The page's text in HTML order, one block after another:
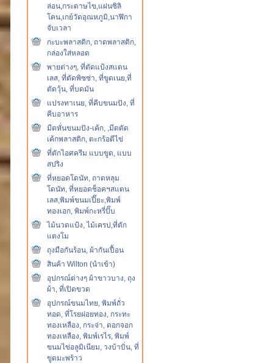
ล่อน,กระดาษไข,แผ่นซิลิ
โคน,เกย์วัดอุณหภูมิ,นาฬิกา
จับเวลา
กะบะพลาสติก, ถาดพลาสติก,
กล่องใส่หลอด
พายต่างๆ, ที่ตัดแป้งสแตน
เลส, ที่ตัดพิซซ่า, ที่ขูดเนย,ที่
ตัดวุ้น, ที่บดมัน
แปรงทาเนย, ที่คีบขนมปัง, ที่
คีบอาหาร
มีดหั่นขนมปัง-เค้ก, ,มีดตัด
เค้กพลาสติก, ตะกร้อตีไข่
ที่ตักไอศครีม แบบขูด, แบบ
สปริง
ที่หยอดโดนัท, ถาดหลุม
โดนัท, ที่หยอดช็อคฯสแตน
เลส,พิมพ์ขนมเปี๊ยะ,พิมพ์
ทองเอก, พิมพ์กะหรี่ปั๊บ
ไม้นวดแป้ง, ไม้เครป,ที่ตัก
แตงโม
ถุงมือกันร้อน, ผ้ากันเปื้อน
สินค้า Wilton (นำเข้า)
อุปกรณ์ต่างๆ ผ้าขาวบาง, ถุง
ผ้า, ที่เปิดขวด
อุปกรณ์ขนมไทย, พิมพ์ถั่ว
ทอด, ที่โรยฝอยทอง, กระทะ
ทองเหลือง, กระจ่า, ดอกจอก
ทองเหลือง, พิมพ์เรไร, พิมพ์
ขนมไข่อลูมิเนียม, วงบ้าบิ่น, ที่
ขูดมะพร้าว